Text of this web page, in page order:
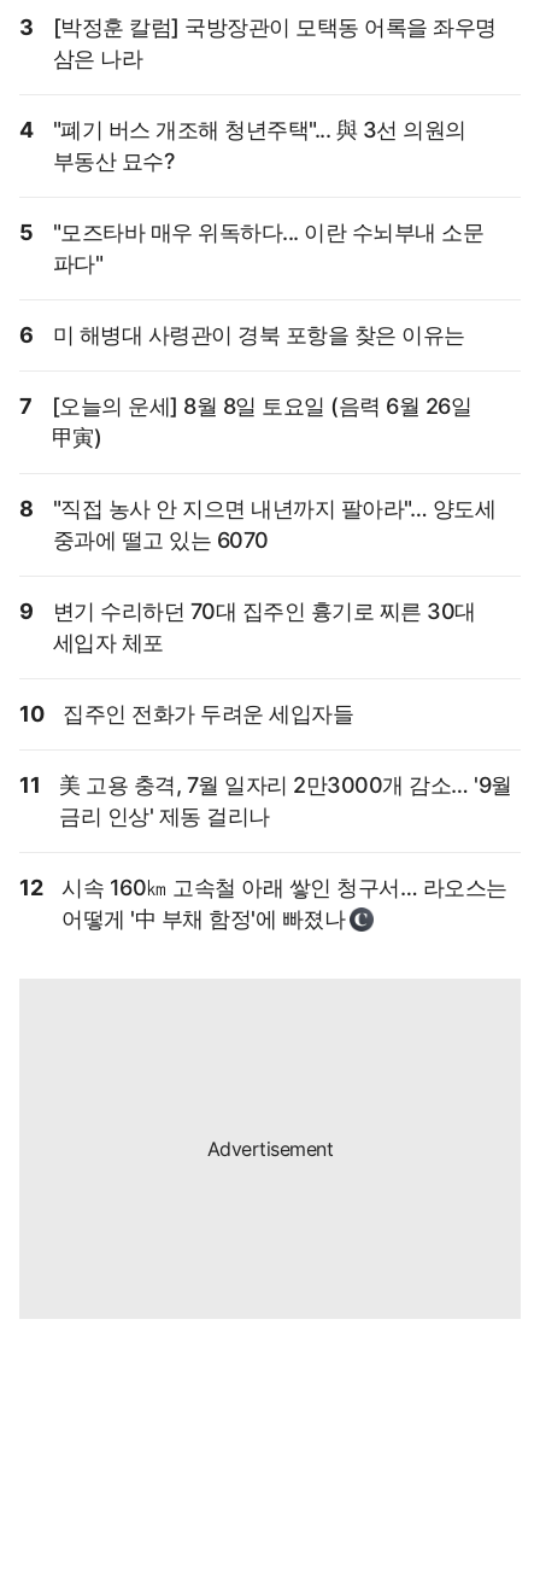
3
[박정훈 칼럼] 국방장관이 모택동 어록을 좌우명
삼은 나라
4
"폐기 버스 개조해 청년주택"... 與 3선 의원의
부동산 묘수?
5
"모즈타바 매우 위독하다... 이란 수뇌부내 소문
파다"
6 미 해병대 사령관이 경북 포항을 찾은 이유는
7
[오늘의 운세] 8월 8일 토요일 (음력 6월 26일
甲寅)
8
"직접 농사 안 지으면 내년까지 팔아라"… 양도세
중과에 떨고 있는 6070
9
변기 수리하던 70대 집주인 흉기로 찌른 30대
세입자 체포
10 집주인 전화가 두려운 세입자들
11
美 고용 충격, 7월 일자리 2만3000개 감소… '9월
금리 인상' 제동 걸리나
12
시속 160㎞ 고속철 아래 쌓인 청구서… 라오스는
어떻게 '中 부채 함정'에 빠졌나